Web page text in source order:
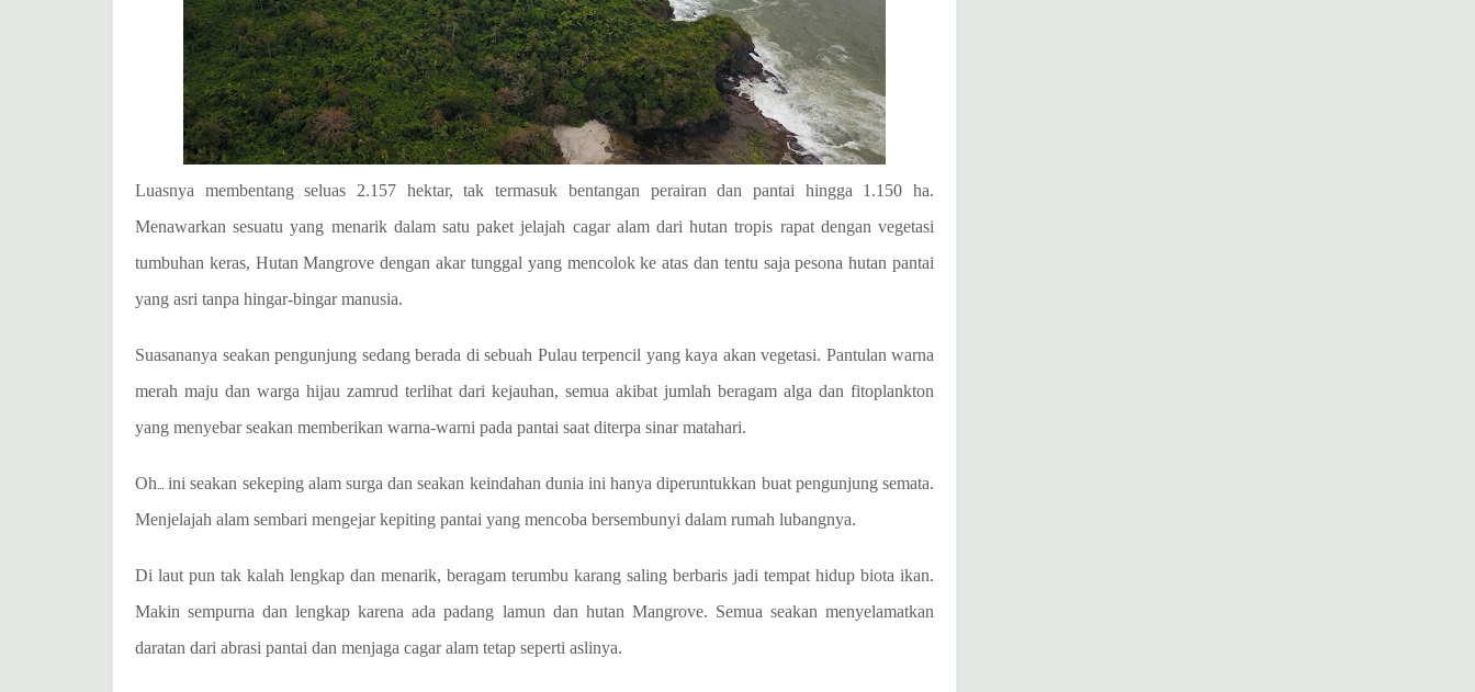
Luasnya membentang seluas 2.157 hektar, tak termasuk bentangan perairan dan pantai hingga 1.150 ha.
Menawarkan sesuatu yang menarik dalam satu paket jelajah cagar alam dari hutan tropis rapat dengan vegetasi
tumbuhan keras, Hutan Mangrove dengan akar tunggal yang mencolok ke atas dan tentu saja pesona hutan pantai
yang asri tanpa hingar-bingar manusia.
Suasananya seakan pengunjung sedang berada di sebuah Pulau terpencil yang kaya akan vegetasi. Pantulan warna
merah maju dan warga hijau zamrud terlihat dari kejauhan, semua akibat jumlah beragam alga dan fitoplankton
yang menyebar seakan memberikan warna-warni pada pantai saat diterpa sinar matahari.
Oh… ini seakan sekeping alam surga dan seakan keindahan dunia ini hanya diperuntukkan buat pengunjung semata.
Menjelajah alam sembari mengejar kepiting pantai yang mencoba bersembunyi dalam rumah lubangnya.
Di laut pun tak kalah lengkap dan menarik, beragam terumbu karang saling berbaris jadi tempat hidup biota ikan.
Makin sempurna dan lengkap karena ada padang lamun dan hutan Mangrove. Semua seakan menyelamatkan
daratan dari abrasi pantai dan menjaga cagar alam tetap seperti aslinya.